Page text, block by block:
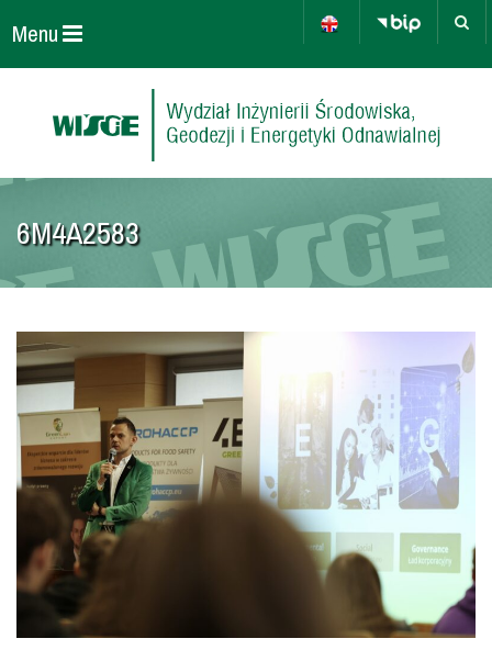
Menu
6M4A2583